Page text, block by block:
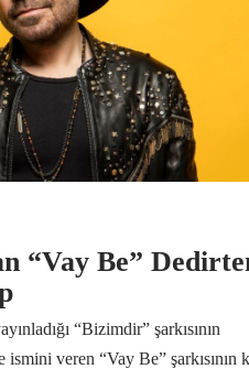
“Vay Be”
“Bizimdir” şarkısının
ismini veren “Vay Be” şarkısının